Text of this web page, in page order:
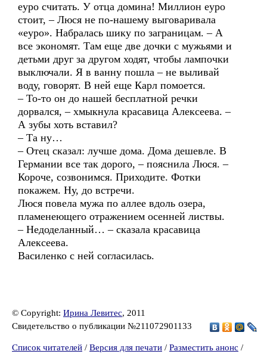
еуро считать. У отца домина! Миллион еуро
стоит, – Люся не по-нашему выговаривала
«еуро». Набралась шику по заграницам. – А
все экономят. Там еще две дочки с мужьями и
детьми друг за другом ходят, чтобы лампочки
выключали. Я в ванну пошла – не выливай
воду, говорят. В ней еще Карл помоется.
– То-то он до нашей бесплатной речки
дорвался, – хмыкнула красавица Алексеева. –
А зубы хоть вставил?
– Та ну…
– Отец сказал: лучше дома. Дома дешевле. В
Германии все так дорого, – пояснила Люся. –
Короче, созвонимся. Приходите. Фотки
покажем. Ну, до встречи.
Люся повела мужа по аллее вдоль озера,
пламенеющего отражением осенней листвы.
– Недоделанный… – сказала красавица
Алексеева.
Василенко с ней согласилась.
© Copyright: Ирина Левитес, 2011
Свидетельство о публикации №211072901133
Список читателей / Версия для печати / Разместить анонс /